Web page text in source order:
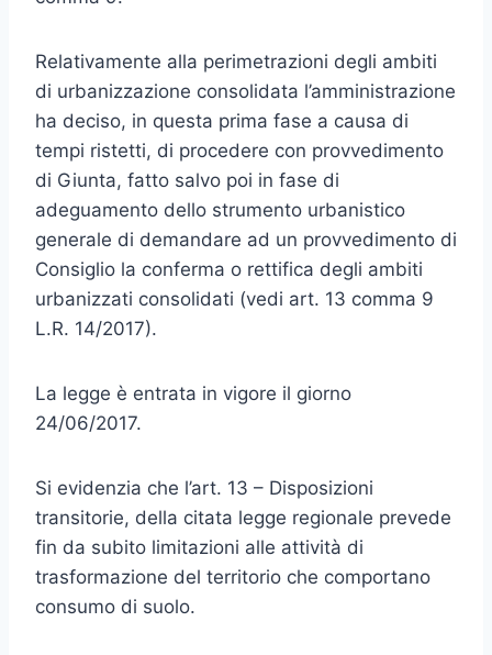
Relativamente alla perimetrazioni degli ambiti
di urbanizzazione consolidata l’amministrazione
ha deciso, in questa prima fase a causa di
tempi ristetti, di procedere con provvedimento
di Giunta, fatto salvo poi in fase di
adeguamento dello strumento urbanistico
generale di demandare ad un provvedimento di
Consiglio la conferma o rettifica degli ambiti
urbanizzati consolidati (vedi art. 13 comma 9
L.R. 14/2017).
La legge è entrata in vigore il giorno
24/06/2017.
Si evidenzia che l’art. 13 – Disposizioni
transitorie, della citata legge regionale prevede
fin da subito limitazioni alle attività di
trasformazione del territorio che comportano
consumo di suolo.